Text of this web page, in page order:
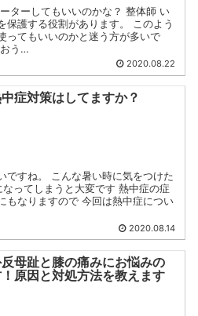
ターしてもいいのかな？ 整体師 い
保護する役割があります。 このよう
ってもいいのかと迷う方が多いで
う…
2020.08.22
症対策はしてますか？
ですね。 こんな暑い時に気をつけた
ってしまうと大変です 熱中症の症
もなりますので 今回は熱中症につい
2020.08.14
母趾と膝の痛みにお悩みの
原因と対処方法を教えます